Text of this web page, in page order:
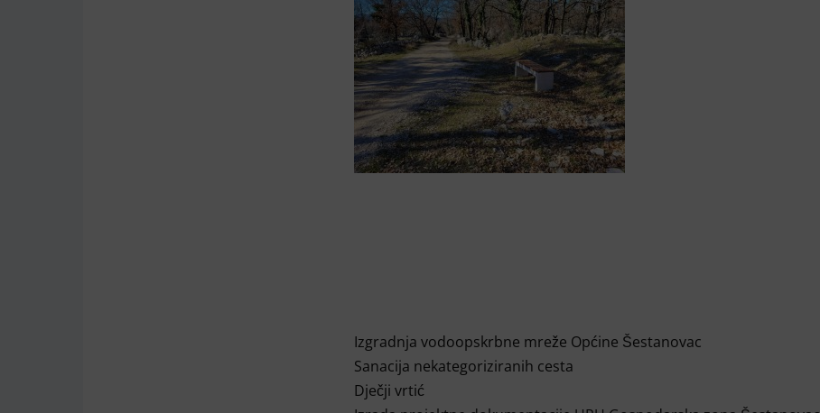
Izgradnja vodoopskrbne mreže Općine Šestanovac
Sanacija nekategoriziranih cesta
Dječji vrtić